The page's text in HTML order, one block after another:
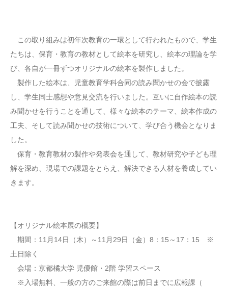
この取り組みは初年次教育の一環として行われたもので、学生
たちは、保育・教育の教材として絵本を研究し、絵本の理論を学
び、各自が一冊ずつオリジナルの絵本を製作しました。
製作した絵本は、児童教育学科合同の読み聞かせの会で披露
し、学生同士感想や意見交流を行いました。互いに自作絵本の読
み聞かせを行うことを通して、様々な絵本のテーマ、絵本作成の
工夫、そして読み聞かせの技術について、学び合う機会となりま
した。
保育・教育教材の製作や発表会を通して、教材研究や子ども理
解を深め、現場での課題をとらえ、解決できる人材を養成してい
きます。
【オリジナル絵本展の概要】
期間：11月14日（木）～11月29日（金）8：15～17：15 ※
土日除く
会場：京都橘大学 児優館・2階 学習スペース
※入場無料、一般の方のご来館の際は前日までに広報課（